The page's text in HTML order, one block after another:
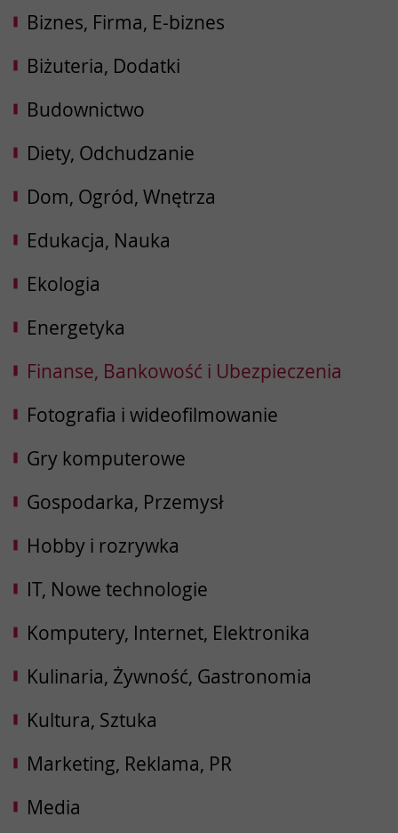
Biznes, Firma, E-biznes
Biżuteria, Dodatki
Budownictwo
Diety, Odchudzanie
Dom, Ogród, Wnętrza
Edukacja, Nauka
Ekologia
Energetyka
Finanse, Bankowość i Ubezpieczenia
Fotografia i wideofilmowanie
Gry komputerowe
Gospodarka, Przemysł
Hobby i rozrywka
IT, Nowe technologie
Komputery, Internet, Elektronika
Kulinaria, Żywność, Gastronomia
Kultura, Sztuka
Marketing, Reklama, PR
Media